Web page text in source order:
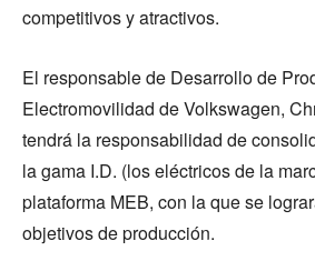
competitivos y atractivos.
El responsable de Desarrollo de
Electromovilidad de Volkswagen,
tendrá la responsabilidad de
la gama I.D. (los eléctricos de la
plataforma MEB, con la que se
objetivos de producción.